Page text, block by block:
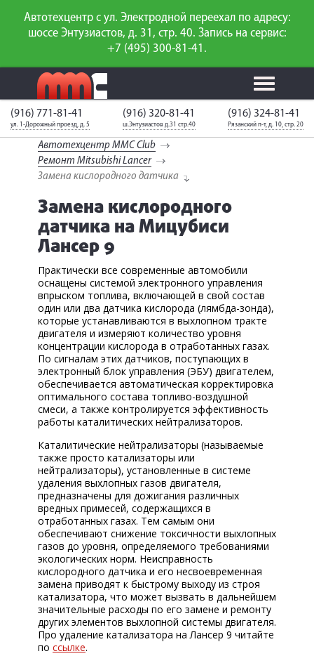
Автотехцентр с ул. Электродной переехал по адресу:
шоссе Энтузиастов, д. 31, стр. 40. Запись на сервис:
+7 (495) 300-81-41.
Калькулятор
ТО
Каталог
запчастей
Калькулятор
слесарного
ремонта
Ваш автомобиль
неизвестен
ГАРАНТИИ
О СЕРВИСЕ
УСЛУГИ
КОРП.КЛИЕНТАМ
ЦЕНЫ
ЗАПЧАСТИ
ОТЗЫВЫ
ЗАПИСЬ НА СЕРВИС
ЗАДАТЬ ВОПРОС
(916) 771-81-41
ул. 1-Дорожный проезд, д. 5
(916) 320-81-41
ш.Энтузиастов д.31 стр.40
(916) 324-81-41
Рязанский п-т, д. 10, стр. 20
Автотехцентр MMC Club
Ремонт Mitsubishi Lancer
Замена кислородного датчика
Замена кислородного
датчика на Мицубиси
Лансер 9
Практически все современные автомобили
оснащены системой электронного управления
впрыском топлива, включающей в свой состав
один или два датчика кислорода (лямбда-зонда),
которые устанавливаются в выхлопном тракте
двигателя и измеряют количество уровня
концентрации кислорода в отработанных газах.
По сигналам этих датчиков, поступающих в
электронный блок управления (ЭБУ) двигателем,
обеспечивается автоматическая корректировка
оптимального состава топливо-воздушной
смеси, а также контролируется эффективность
работы каталитических нейтрализаторов.
Каталитические нейтрализаторы (называемые
также просто катализаторы или
нейтрализаторы), установленные в системе
удаления выхлопных газов двигателя,
предназначены для дожигания различных
вредных примесей, содержащихся в
отработанных газах. Тем самым они
обеспечивают снижение токсичности выхлопных
газов до уровня, определяемого требованиями
экологических норм. Неисправность
кислородного датчика и его несвоевременная
замена приводят к быстрому выходу из строя
катализатора, что может вызвать в дальнейшем
значительные расходы по его замене и ремонту
других элементов выхлопной системы двигателя.
Про удаление катализатора на Лансер 9 читайте
по ссылке.